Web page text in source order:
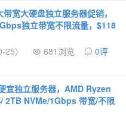
宽大硬盘独立服务器促销，
独立带宽不限流量，$118
）
681浏览
0评
宜独立服务器，AMD Ryzen
2TB NVMe/1Gbps 带宽/不限